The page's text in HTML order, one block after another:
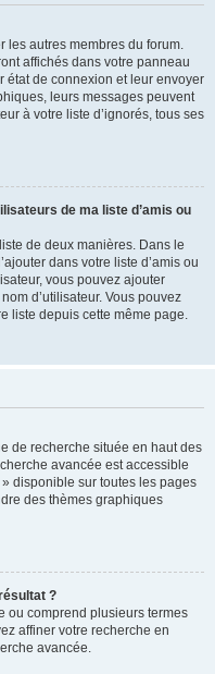
les autres membres du forum.
affichés dans votre panneau
état de connexion et leur envoyer
leurs messages peuvent
à votre liste d’ignorés, tous ses
de ma liste d’amis ou
de deux manières. Dans le
dans votre liste d’amis ou
vous pouvez ajouter
d’utilisateur. Vous pouvez
liste depuis cette même page.
de recherche située en haut des
avancée est accessible
disponible sur toutes les pages
des thèmes graphiques
?
ou comprend plusieurs termes
affiner votre recherche en
avancée.